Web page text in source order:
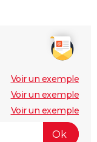
Voir un exemple
Voir un exemple
Voir un exemple